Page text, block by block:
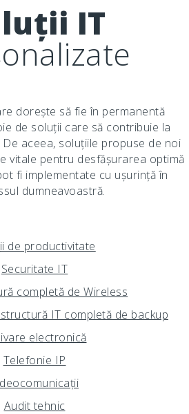
IT
dorește să fie în permanentă
de soluții care să contribuie la
aceea, soluțiile propuse de noi
vitale pentru desfășurarea optimă
fi implementate cu ușurință în
dumneavoastră.
de productivitate
Securitate IT
completă de Wireless
IT completă de backup
electronică
Telefonie IP
Audit tehnic